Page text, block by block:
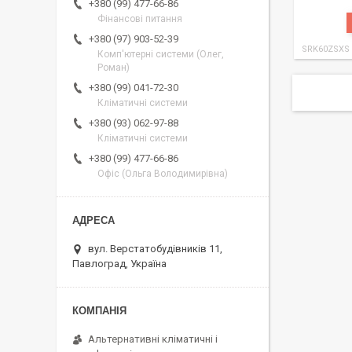
SRK60ZSXS
+380 (99) 477-66-86
Фінансові питання
+380 (97) 903-52-39
Комп'ютерні системи (Олег,
Роман)
+380 (99) 041-72-30
Кліматичні системи
+380 (93) 062-97-88
Кліматичні системи
+380 (99) 477-66-86
Офіс (Ольга Володимирівна)
вул. Верстатобудівників 11,
Павлоград, Україна
Альтернативні кліматичні і